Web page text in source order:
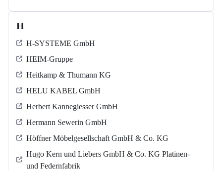
H
H-SYSTEME GmbH
HEIM-Gruppe
Heitkamp & Thumann KG
HELU KABEL GmbH
Herbert Kannegiesser GmbH
Hermann Sewerin GmbH
Höffner Möbelgesellschaft GmbH & Co. KG
Hugo Kern und Liebers GmbH & Co. KG Platinen-
und Federnfabrik